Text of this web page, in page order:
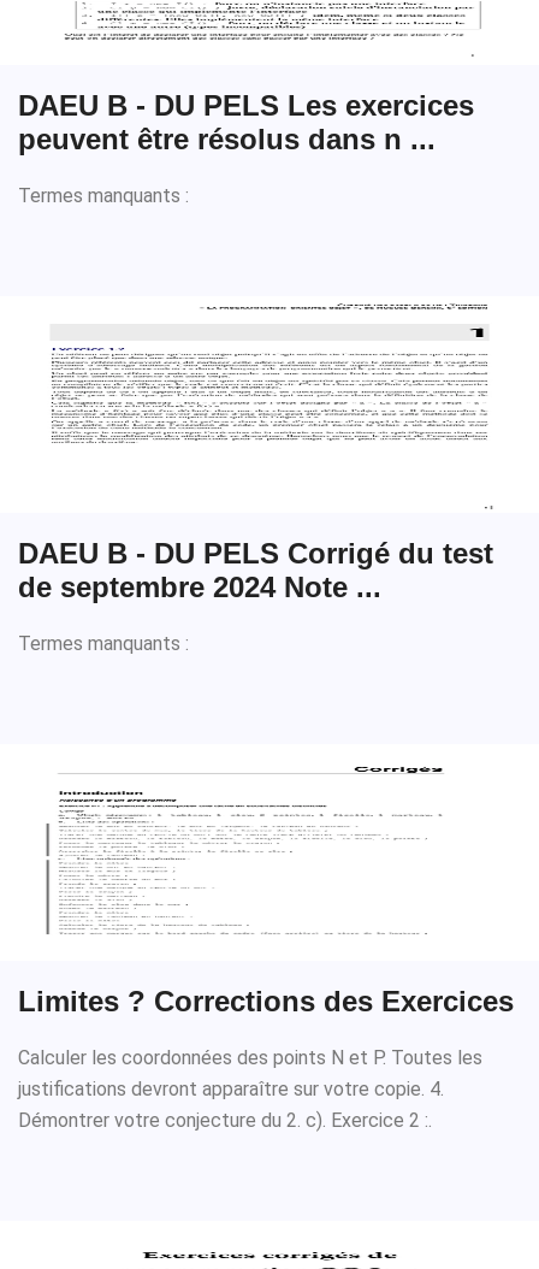
DAEU B - DU PELS Les exercices
peuvent être résolus dans n ...
Termes manquants :
DAEU B - DU PELS Corrigé du test
de septembre 2024 Note ...
Termes manquants :
Limites ? Corrections des Exercices
Calculer les coordonnées des points N et P. Toutes les
justifications devront apparaître sur votre copie. 4.
Démontrer votre conjecture du 2. c). Exercice 2 :.